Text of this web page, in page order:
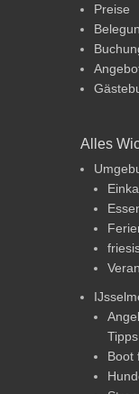
Preise
Alles
Boot